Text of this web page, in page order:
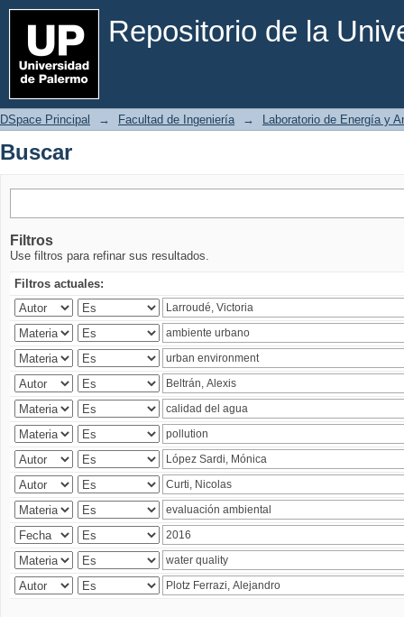
Repositorio de la
Buscar
DSpace Principal → Facultad de Ingeniería → Laboratorio de Energía y
Buscar
Filtros
Use filtros para refinar sus resultados.
Filtros actuales: